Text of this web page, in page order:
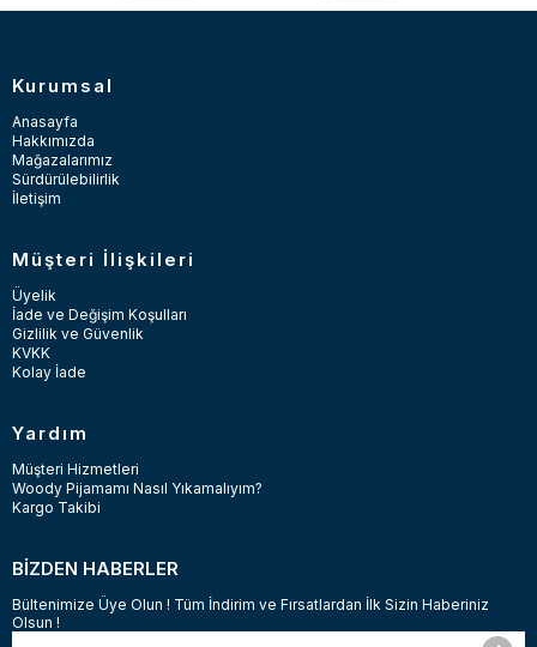
Kurumsal
Anasayfa
Hakkımızda
Mağazalarımız
Sürdürülebilirlik
İletişim
Müşteri İlişkileri
Üyelik
İade ve Değişim Koşulları
Gizlilik ve Güvenlik
KVKK
Kolay İade
Yardım
Müşteri Hizmetleri
Woody Pijamamı Nasıl Yıkamalıyım?
Kargo Takibi
BİZDEN HABERLER
Bültenimize Üye Olun ! Tüm İndirim ve Fırsatlardan İlk Sizin Haberiniz
Olsun !